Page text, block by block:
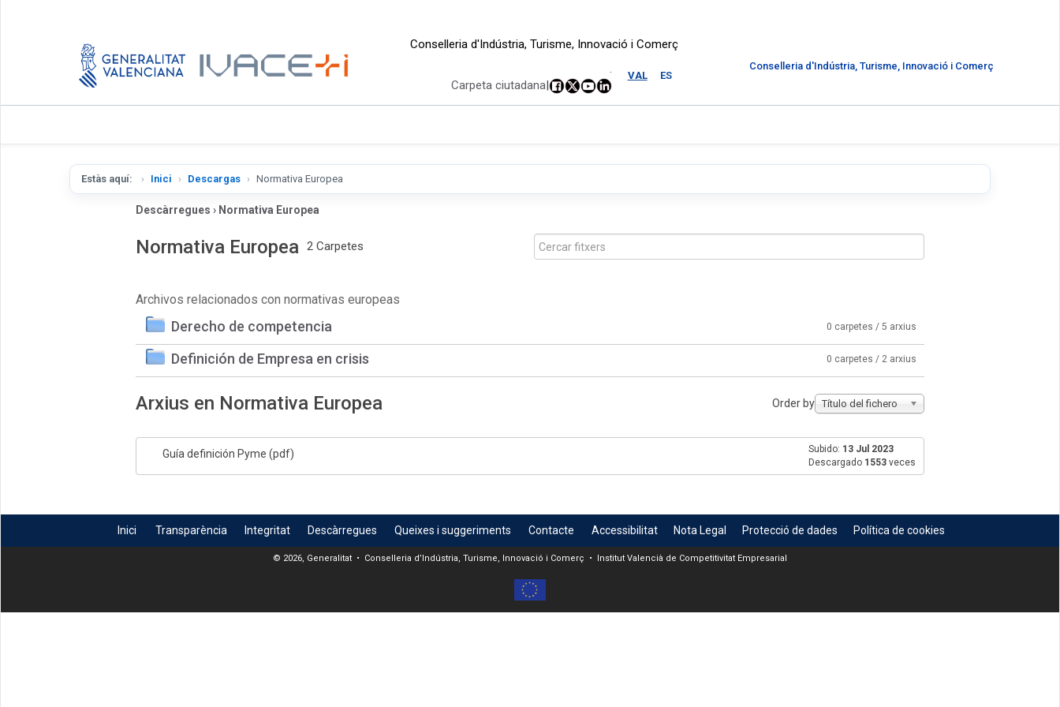
Conselleria d'Indústria, Turisme, Innovació i Comerç
VAL ES
.
Carpeta ciutadana|
Conselleria d'Indústria, Turisme, Innovació i Comerç
Estàs aquí: Inici Descargas Normativa Europea
Descàrregues › Normativa Europea
Normativa Europea 2 Carpetes
Archivos relacionados con normativas europeas
Derecho de competencia 0 carpetes / 5 arxius
Definición de Empresa en crisis 0 carpetes / 2 arxius
Arxius en Normativa Europea Order by Título del fichero
Guía definición Pyme (pdf) Subido: 13 Jul 2023
Descargado 1553 veces
Inici Transparència Integritat Descàrregues Queixes i suggeriments Contacte Accessibilitat Nota Legal Protecció de dades Política de cookies
© 2026, Generalitat • Conselleria d’Indústria, Turisme, Innovació i Comerç • Institut Valencià de Competitivitat Empresarial